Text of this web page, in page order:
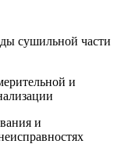
сушильной части
и
и